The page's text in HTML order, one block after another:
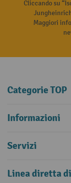
Cliccando su
Maggiori
Categorie TOP
Informazioni
Servizi
Linea diretta